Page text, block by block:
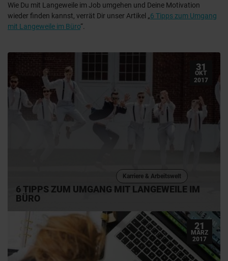
Wie Du mit Langeweile im Job umgehen und Deine Motivation
wieder finden kannst, verrät Dir unser Artikel „6 Tipps zum Umgang
mit Langeweile im Büro“.
Karriere & Arbeitswelt
6 TIPPS ZUM UMGANG MIT LANGEWEILE IM
BÜRO
31
OKT
2017
21
MÄRZ
2017